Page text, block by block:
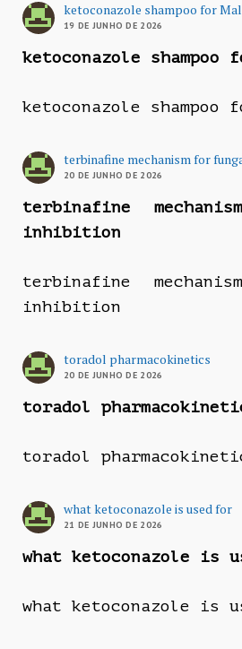
ketoconazole shampoo for
19 DE JUNHO DE 2026
ketoconazole shampoo
ketoconazole shampoo
terbinafine mechanism for
20 DE JUNHO DE 2026
terbinafine
inhibition
terbinafine
inhibition
toradol pharmacokinetics
20 DE JUNHO DE 2026
toradol
toradol
what ketoconazole is used for
21 DE JUNHO DE 2026
what ketoconazole is
what ketoconazole is